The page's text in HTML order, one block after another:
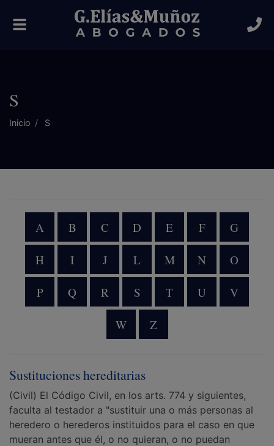
Alternar
navegación
S
Inicio S
A B C D E F G
H I J L M N O
P Q R S T U V
W Z
Sustituciones hereditarias
(Civil) El Código Civil, en los arts. 774 y siguientes,
faculta al testador a "sustituir una o más personas al
heredero o herederos instituidos para el caso en que
mueran antes que él, o no quieran, o no puedan